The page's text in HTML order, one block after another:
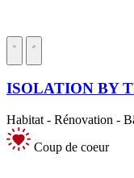
ISOLATION BY
Habitat - Rénovation -
Coup de coeur